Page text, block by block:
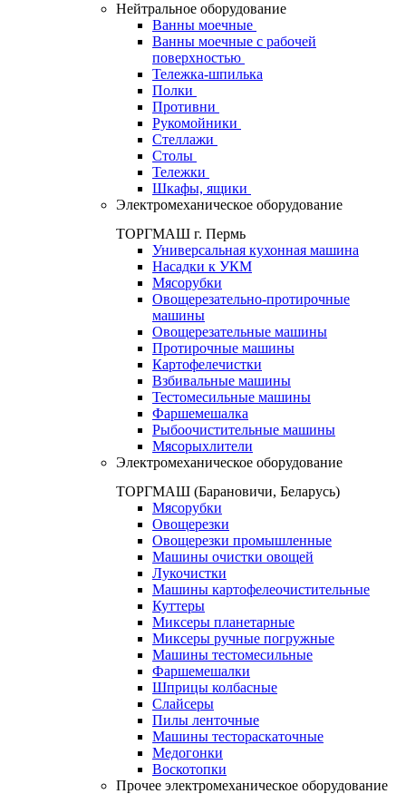
Нейтральное оборудование
Ванны моечные
Ванны моечные с рабочей
поверхностью
Тележка-шпилька
Полки
Противни
Рукомойники
Стеллажи
Столы
Тележки
Шкафы, ящики
Электромеханическое оборудование
ТОРГМАШ г. Пермь
Универсальная кухонная машина
Насадки к УКМ
Мясорубки
Овощерезательно-протирочные
машины
Овощерезательные машины
Протирочные машины
Картофелечистки
Взбивальные машины
Тестомесильные машины
Фаршемешалка
Рыбоочистительные машины
Мясорыхлители
Электромеханическое оборудование
ТОРГМАШ (Барановичи, Беларусь)
Мясорубки
Овощерезки
Овощерезки промышленные
Машины очистки овощей
Лукочистки
Машины картофелеочистительные
Куттеры
Миксеры планетарные
Миксеры ручные погружные
Машины тестомесильные
Фаршемешалки
Шприцы колбасные
Слайсеры
Пилы ленточные
Машины тестораскаточные
Медогонки
Воскотопки
Прочее электромеханическое оборудование